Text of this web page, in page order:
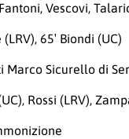
Vescovi,
65′ Biondi (UC)
Marco Sicurello di
Rossi (LRV),